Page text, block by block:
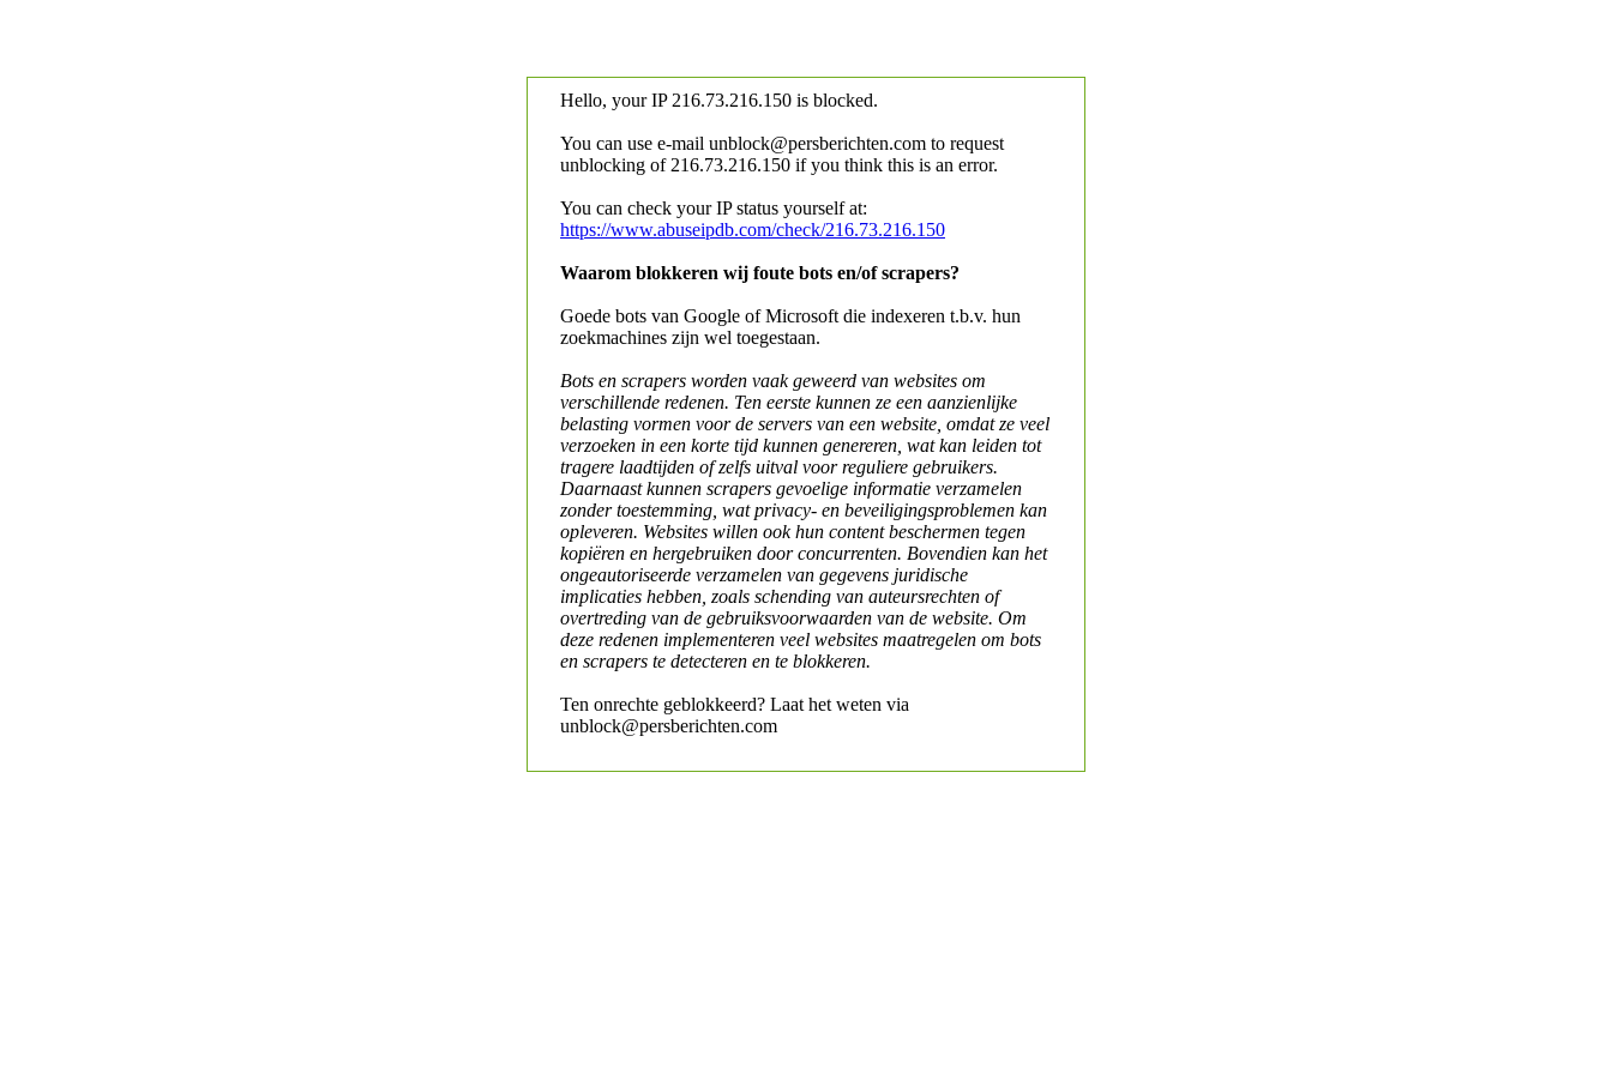
Hello, your IP 216.73.216.150 is blocked.
You can use e-mail unblock@persberichten.com to request
unblocking of 216.73.216.150 if you think this is an error.
You can check your IP status yourself at:
https://www.abuseipdb.com/check/216.73.216.150
Waarom blokkeren wij foute bots en/of scrapers?
Goede bots van Google of Microsoft die indexeren t.b.v. hun
zoekmachines zijn wel toegestaan.
Bots en scrapers worden vaak geweerd van websites om
verschillende redenen. Ten eerste kunnen ze een aanzienlijke
belasting vormen voor de servers van een website, omdat ze veel
verzoeken in een korte tijd kunnen genereren, wat kan leiden tot
tragere laadtijden of zelfs uitval voor reguliere gebruikers.
Daarnaast kunnen scrapers gevoelige informatie verzamelen
zonder toestemming, wat privacy- en beveiligingsproblemen kan
opleveren. Websites willen ook hun content beschermen tegen
kopiëren en hergebruiken door concurrenten. Bovendien kan het
ongeautoriseerde verzamelen van gegevens juridische
implicaties hebben, zoals schending van auteursrechten of
overtreding van de gebruiksvoorwaarden van de website. Om
deze redenen implementeren veel websites maatregelen om bots
en scrapers te detecteren en te blokkeren.
Ten onrechte geblokkeerd? Laat het weten via
unblock@persberichten.com